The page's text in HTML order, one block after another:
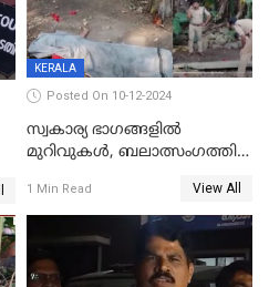
KERALA
Posted On 10-12-2024
സ്വകാര്യ ഭാഗങ്ങളിൽ
മുറിവുകൾ, ബലാത്സംഗത്തിന്
കൊലപാതകത്തില്‍
പോസ്റ്റ്‌മോർട്ടം റിപ്പോർട്ട്
1 Min Read View All